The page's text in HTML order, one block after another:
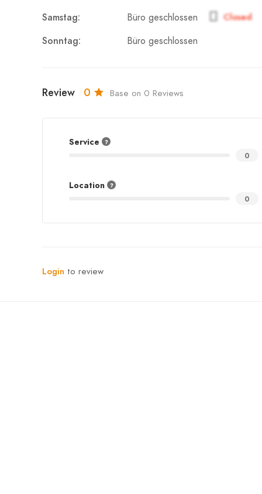
Samstag: Büro geschlossen Closed
Sonntag: Büro geschlossen
Review 0 Base on 0 Reviews
Service
0
Location
0
Login to review